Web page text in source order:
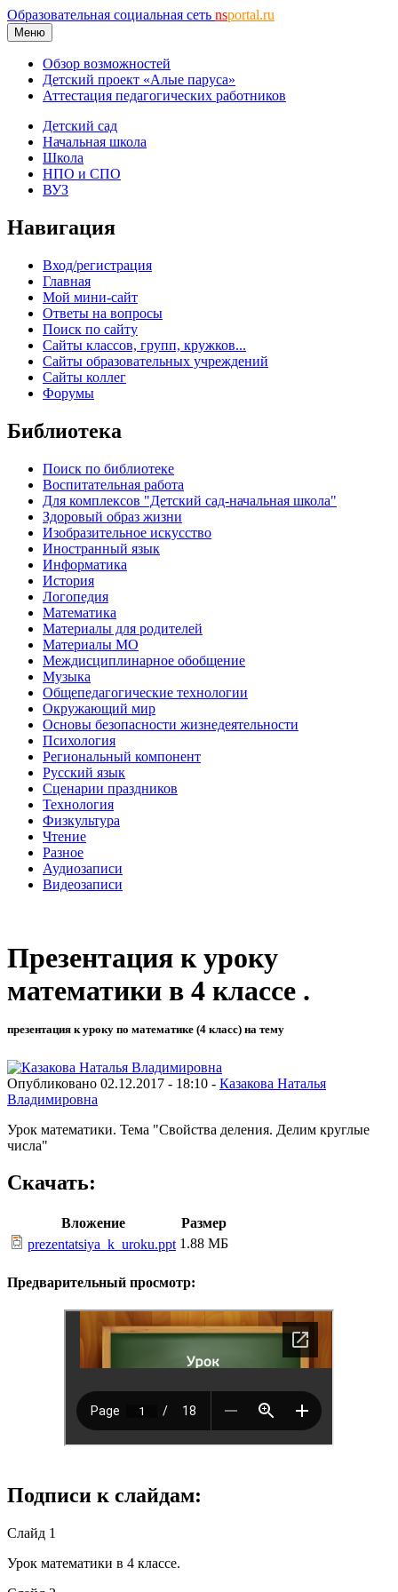
Образовательная социальная сеть nsportal.ru
Меню
Обзор возможностей
Детский проект «Алые паруса»
Аттестация педагогических работников
Детский сад
Начальная школа
Школа
НПО и СПО
ВУЗ
Навигация
Вход/регистрация
Главная
Мой мини-сайт
Ответы на вопросы
Поиск по сайту
Сайты классов, групп, кружков...
Сайты образовательных учреждений
Сайты коллег
Форумы
Библиотека
Поиск по библиотеке
Воспитательная работа
Для комплексов "Детский сад-начальная школа"
Здоровый образ жизни
Изобразительное искусство
Иностранный язык
Информатика
История
Логопедия
Математика
Материалы для родителей
Материалы МО
Междисциплинарное обобщение
Музыка
Общепедагогические технологии
Окружающий мир
Основы безопасности жизнедеятельности
Психология
Региональный компонент
Русский язык
Сценарии праздников
Технология
Физкультура
Чтение
Разное
Аудиозаписи
Видеозаписи
Презентация к уроку
математики в 4 классе .
презентация к уроку по математике (4 класс) на тему
Опубликовано 02.12.2017 - 18:10 - Казакова Наталья
Владимировна
Урок математики. Тема "Свойства деления. Делим круглые
числа"
Скачать:
Вложение
Размер
prezentatsiya_k_uroku.ppt 1.88 МБ
Предварительный просмотр:
Подписи к слайдам:
Слайд 1
Урок математики в 4 классе.